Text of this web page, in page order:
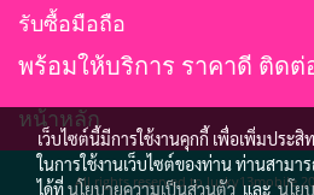
รับซื้อมือถือ
พร้อมให้บริการ ราคาดี ติดต่
หน้าหลัก
All rights reserved to lucky13mobile
เว็บไซต์นี้มีการใช้งานคุกกี้ เพื่อเพิ่มปร
ในการใช้งานเว็บไซต์ของท่าน ท่านสามา
ได้ที่นโยบายความเป็นส่วนตัวและนโย